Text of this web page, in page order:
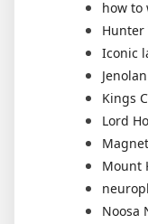
how to
Hunter
Iconic
Kings
Lord
Mount
Noosa